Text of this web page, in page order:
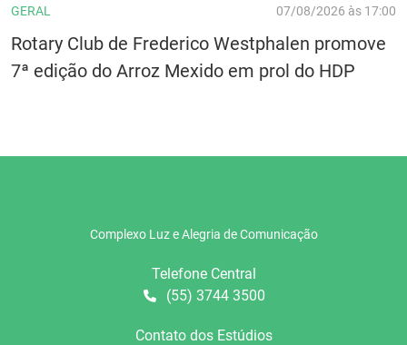
GERAL 07/08/2026 às 17:00
Rotary Club de Frederico Westphalen promove
7ª edição do Arroz Mexido em prol do HDP
Complexo Luz e Alegria de Comunicação
Telefone Central
(55) 3744 3500
Contato dos Estúdios